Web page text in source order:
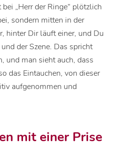
„Herr der Ringe“ plötzlich
sondern mitten in der
hinter Dir läuft einer, und Du
der Szene. Das spricht
und man sieht auch, dass
das Eintauchen, von dieser
aufgenommen und
mit einer Prise